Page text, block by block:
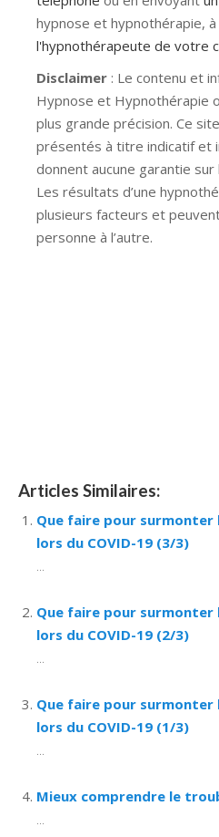
hypnose et hypnothérapie, à
l'hypnothérapeute de votre
Disclaimer : Le contenu et
Hypnose et Hypnothérapie
plus grande précision. Ce
présentés à titre indicatif et
donnent aucune garantie
Les résultats d’une
plusieurs facteurs et
personne à l’autre.
Articles Similaires:
Que faire pour
lors du COVID-19 (3/3)
Que faire pour
lors du COVID-19 (2/3)
Que faire pour
lors du COVID-19 (1/3)
Mieux comprendre le